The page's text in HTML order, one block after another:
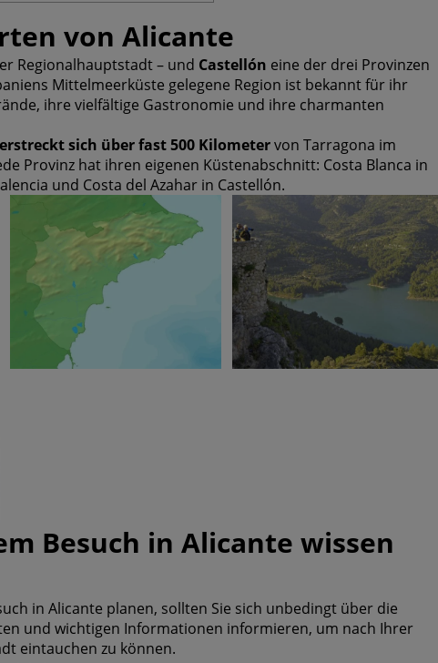
von Alicante
Regionalhauptstadt – und Castellón eine der drei Provinzen
Mittelmeerküste gelegene Region ist bekannt für ihr
ihre vielfältige Gastronomie und ihre charmanten
erstreckt sich über fast 500 Kilometervon Tarragona im
Provinz hat ihren eigenen Küstenabschnitt: Costa Blanca in
und Costa del Azahar in Castellón.
Besuch in Alicante wissen
in Alicante planen, sollten Sie sich unbedingt über die
und wichtigen Informationen informieren, um nach Ihrer
eintauchen zu können.